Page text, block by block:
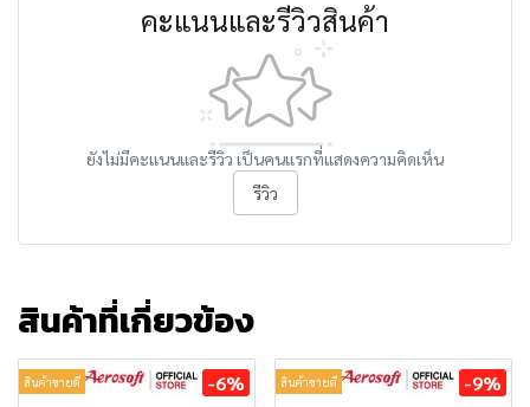
คะแนนและรีวิวสินค้า
ยังไม่มีคะแนนและรีวิว เป็นคนแรกที่แสดงความคิดเห็น
รีวิว
สินค้าที่เกี่ยวข้อง
สินค้าขายดี -6% สินค้าขายดี -9%